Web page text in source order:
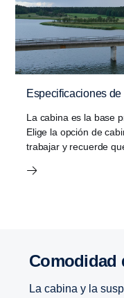
Especificaciones de
La cabina es la base
Elige la opción de
trabajar y recuerde
La cabina y la